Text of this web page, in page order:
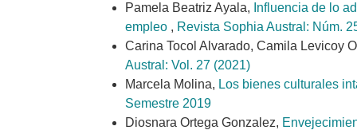
Pamela Beatriz Ayala, Influencia de lo
empleo , Revista Sophia Austral: Núm.
Carina Tocol Alvarado, Camila Levicoy
Austral: Vol. 27 (2021)
Marcela Molina, Los bienes culturales
Semestre 2019
Diosnara Ortega Gonzalez,